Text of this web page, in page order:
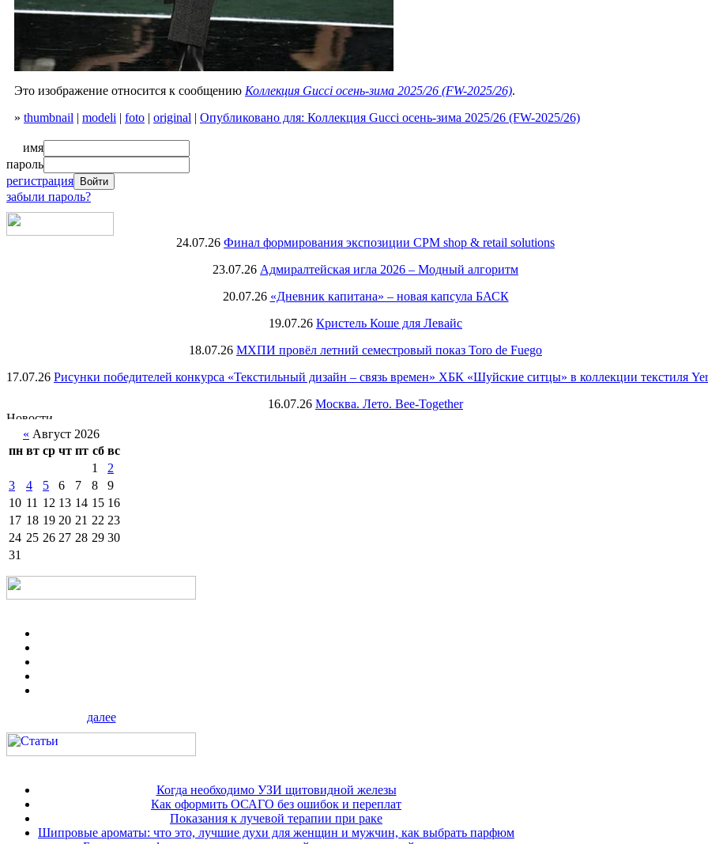
Это изображение относится к сообщению Коллекция Gucci осень-зима 2025/26 (FW-2025/26).
» thumbnail | modeli | foto | original | Опубликовано для: Коллекция Gucci осень-зима 2025/26 (FW-2025/26)
имя
пароль
регистрация
забыли пароль?
24.07.26 Финал формирования экспозиции CPM shop & retail solutions
23.07.26 Адмиралтейская игла 2026 – Модный алгоритм
20.07.26 «Дневник капитана» – новая капсула БАСК
19.07.26 Кристель Коше для Левайс
18.07.26 МХПИ провёл летний семестровый показ Toro de Fuego
17.07.26 Рисунки победителей конкурса «Текстильный дизайн – связь времен» ХБК «Шуйские ситцы» в коллекции текстиля
16.07.26 Москва. Лето. Bee-Together
« Август 2026
пн вт ср чт пт сб вс
1
2
3
4 5 6 7 8
9
10 11 12 13 14 15 16
17 18 19 20 21 22 23
24 25 26 27 28 29 30
31
далее
Когда необходимо УЗИ щитовидной железы
Как оформить ОСАГО без ошибок и переплат
Показания к лучевой терапии при раке
Шипровые ароматы: что это, лучшие духи для женщин и мужчин, как выбрать парфюм